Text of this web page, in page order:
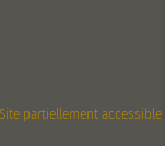
Site partiellement accessible